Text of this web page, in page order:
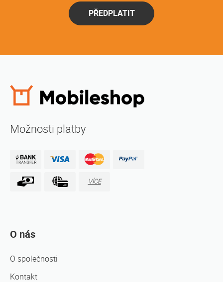
PŘEDPLATIT
Možnosti platby
VÍCE
O nás
O společnosti
Kontakt